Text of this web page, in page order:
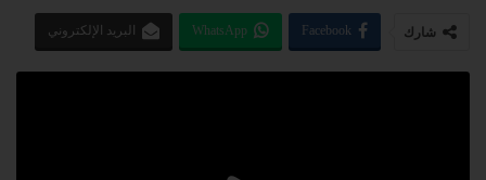
شارك Facebook
WhatsApp البريد الإلكتروني